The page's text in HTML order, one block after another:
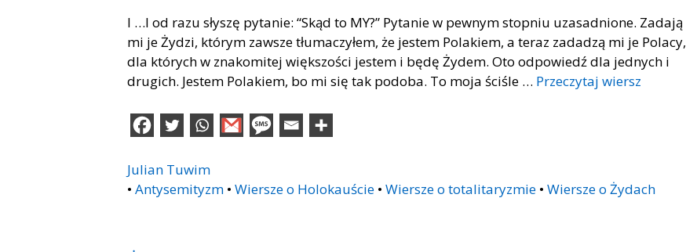
I …I od razu słyszę pytanie: “Skąd to MY?” Pytanie w pewnym stopniu uzasadnione. Zadają
mi je Żydzi, którym zawsze tłumaczyłem, że jestem Polakiem, a teraz zadadzą mi je Polacy,
dla których w znakomitej większości jestem i będę Żydem. Oto odpowiedź dla jednych i
drugich. Jestem Polakiem, bo mi się tak podoba. To moja ściśle … Przeczytaj wiersz
Julian Tuwim
• Antysemityzm • Wiersze o Holokauście • Wiersze o totalitaryzmie • Wiersze o Żydach